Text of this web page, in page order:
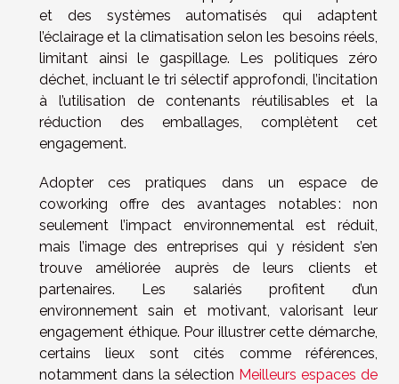
et des systèmes automatisés qui adaptent
l’éclairage et la climatisation selon les besoins réels,
limitant ainsi le gaspillage. Les politiques zéro
déchet, incluant le tri sélectif approfondi, l’incitation
à l’utilisation de contenants réutilisables et la
réduction des emballages, complètent cet
engagement.
Adopter ces pratiques dans un espace de
coworking offre des avantages notables : non
seulement l’impact environnemental est réduit,
mais l’image des entreprises qui y résident s’en
trouve améliorée auprès de leurs clients et
partenaires. Les salariés profitent d’un
environnement sain et motivant, valorisant leur
engagement éthique. Pour illustrer cette démarche,
certains lieux sont cités comme références,
notamment dans la sélection Meilleurs espaces de